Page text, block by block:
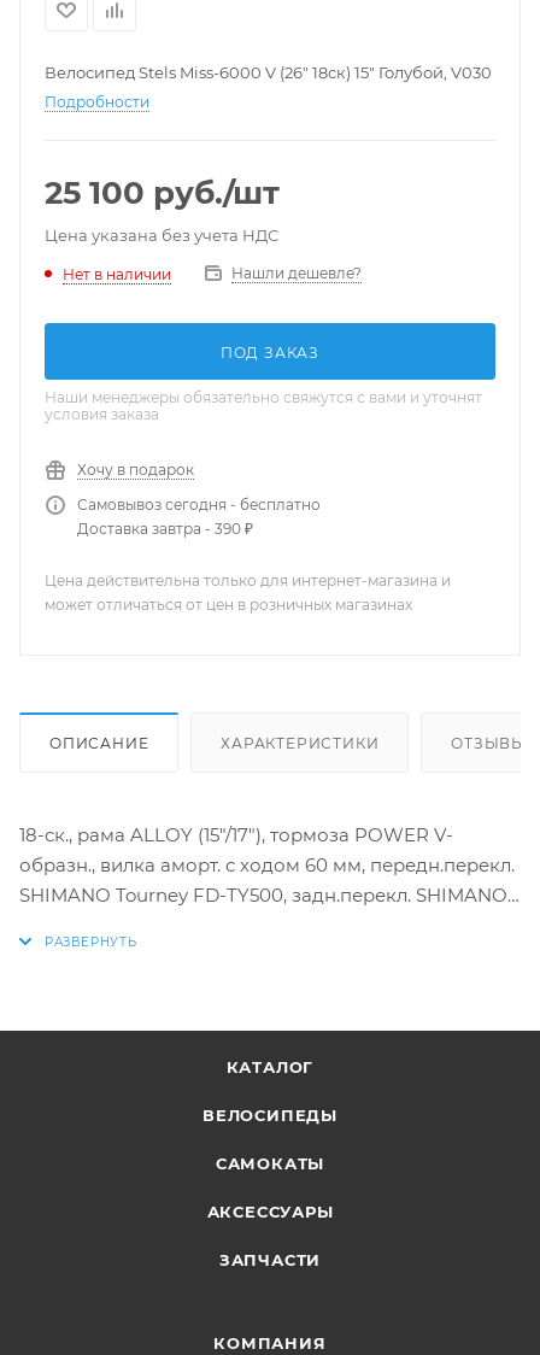
Велосипед Stels Miss-6000 V (26" 18ск) 15" Голубой, V030
Подробности
25 100 руб./шт
Цена указана без учета НДС
Нет в наличии Нашли дешевле?
ПОД ЗАКАЗ
Наши менеджеры обязательно свяжутся с вами и уточнят
условия заказа
Хочу в подарок
Самовывоз сегодня - бесплатно
Доставка завтра - 390 ₽
Цена действительна только для интернет-магазина и
может отличаться от цен в розничных магазинах
ОПИСАНИЕ ХАРАКТЕРИСТИКИ ОТЗЫВЫ
18-ск., рама ALLOY (15"/17"), тормоза POWER V-
образн., вилка аморт. с ходом 60 мм, передн.перекл.
SHIMANO Tourney FD-TY500, задн.перекл. SHIMANO
КАТАЛОГ
ВЕЛОСИПЕДЫ
САМОКАТЫ
АКСЕССУАРЫ
ЗАПЧАСТИ
КОМПАНИЯ